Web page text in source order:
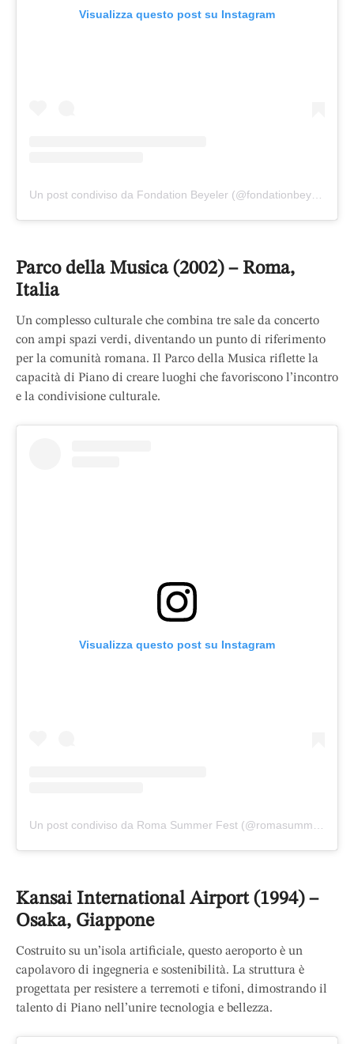
Visualizza questo post su Instagram
Parco della Musica (2002) – Roma,
Italia
Un complesso culturale che combina tre sale da concerto
con ampi spazi verdi, diventando un punto di riferimento
per la comunità romana. Il Parco della Musica riflette la
capacità di Piano di creare luoghi che favoriscono l’incontro
e la condivisione culturale.
Visualizza questo post su Instagram
Kansai International Airport (1994) –
Osaka, Giappone
Costruito su un’isola artificiale, questo aeroporto è un
capolavoro di ingegneria e sostenibilità. La struttura è
progettata per resistere a terremoti e tifoni, dimostrando il
talento di Piano nell’unire tecnologia e bellezza.